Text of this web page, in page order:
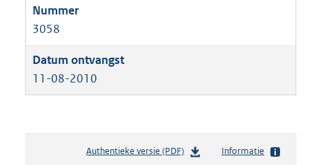
3058
11-08-2010
Authentieke versie (PDF)b
Informatie